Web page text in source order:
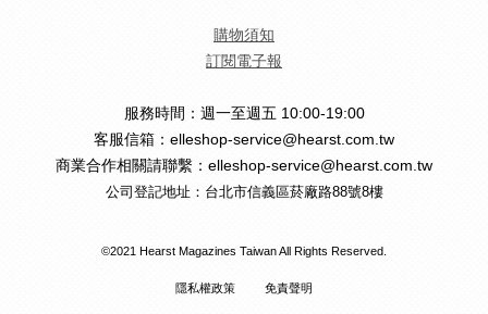
購物須知
訂閱電子報
服務時間：週一至週五 10:00-19:00
客服信箱：elleshop-service@hearst.com.tw
商業合作相關請聯繫：elleshop-service@hearst.com.tw
公司登記地址：台北市信義區菸廠路88號8樓
©2021 Hearst Magazines Taiwan All Rights Reserved.
隱私權政策 免責聲明